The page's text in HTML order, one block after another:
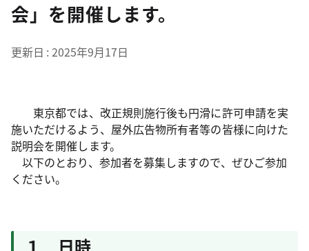
会」を開催します。
更新日 2025年9月17日
東京都では、改正規則施行後も円滑に許可申請を実
施いただけるよう、屋外広告物所有者等の皆様に向けた
説明会を開催します。
以下のとおり、参加者を募集しますので、ぜひご参加
ください。
１ 日時